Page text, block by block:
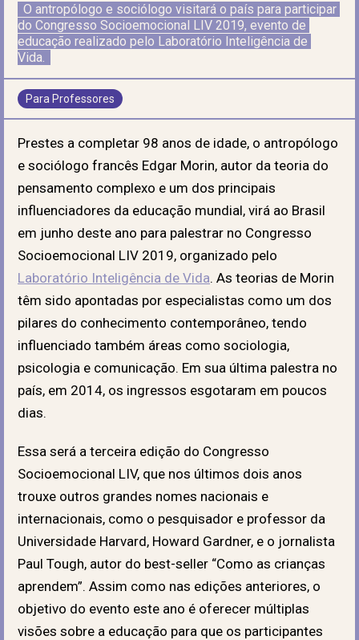
O antropólogo e sociólogo visitará o país para participar
do Congresso Socioemocional LIV 2019, evento de
educação realizado pelo Laboratório Inteligência de
Vida.
Para Professores
Prestes a completar 98 anos de idade, o antropólogo
e sociólogo francês Edgar Morin, autor da teoria do
pensamento complexo e um dos principais
influenciadores da educação mundial, virá ao Brasil
em junho deste ano para palestrar no Congresso
Socioemocional LIV 2019, organizado pelo
Laboratório Inteligência de Vida. As teorias de Morin
têm sido apontadas por especialistas como um dos
pilares do conhecimento contemporâneo, tendo
influenciado também áreas como sociologia,
psicologia e comunicação. Em sua última palestra no
país, em 2014, os ingressos esgotaram em poucos
dias.
Essa será a terceira edição do Congresso
Socioemocional LIV, que nos últimos dois anos
trouxe outros grandes nomes nacionais e
internacionais, como o pesquisador e professor da
Universidade Harvard, Howard Gardner, e o jornalista
Paul Tough, autor do best-seller “Como as crianças
aprendem”. Assim como nas edições anteriores, o
objetivo do evento este ano é oferecer múltiplas
visões sobre a educação para que os participantes